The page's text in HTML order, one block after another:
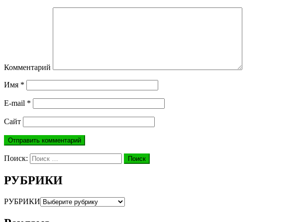
Комментарий
Имя *
E-mail *
Сайт
Поиск: Поиск
РУБРИКИ
РУБРИКИ